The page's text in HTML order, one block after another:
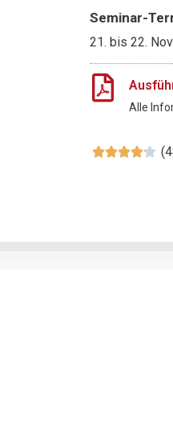
Seminar-
21. bis 22.
Alle
